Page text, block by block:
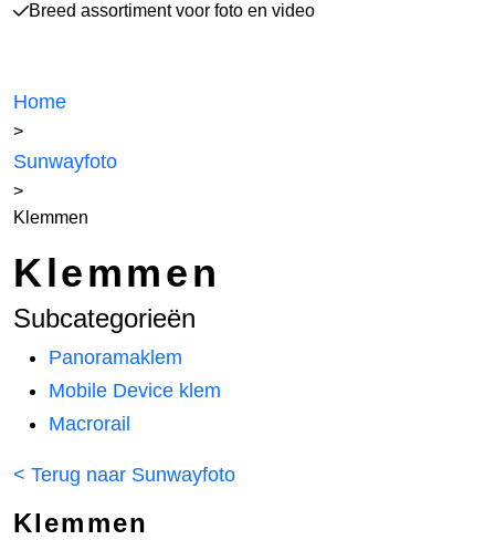
Breed assortiment voor foto en video
Home
>
Sunwayfoto
>
Klemmen
Klemmen
Subcategorieën
Panoramaklem
Mobile Device klem
Macrorail
< Terug naar Sunwayfoto
Klemmen